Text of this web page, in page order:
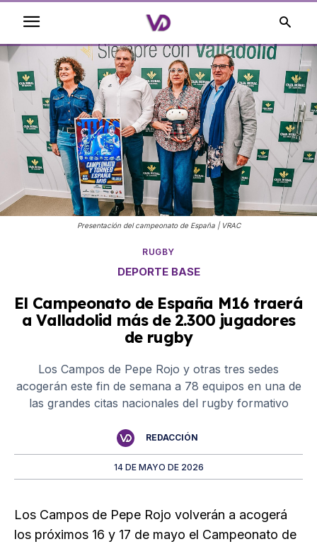
Presentación del campeonato de España | VRAC
RUGBY
DEPORTE BASE
El Campeonato de España M16 traerá
a Valladolid más de 2.300 jugadores
de rugby
Los Campos de Pepe Rojo y otras tres sedes
acogerán este fin de semana a 78 equipos en una de
las grandes citas nacionales del rugby formativo
REDACCIÓN
14 DE MAYO DE 2026
Los Campos de Pepe Rojo volverán a acogerá
los próximos 16 y 17 de mayo el Campeonato de